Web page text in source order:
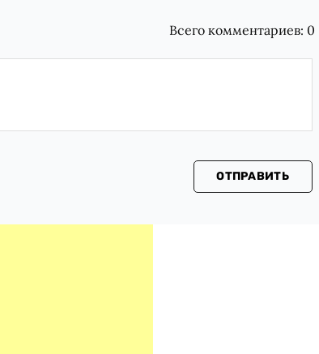
Всего комментариев: 0
ОТПРАВИТЬ